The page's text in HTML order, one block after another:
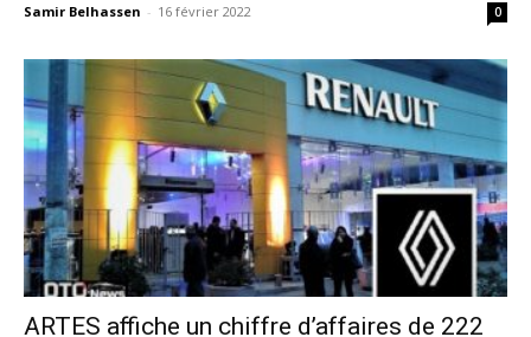
Samir Belhassen - 16 février 2022 0
ARTES affiche un chiffre d’affaires de 222